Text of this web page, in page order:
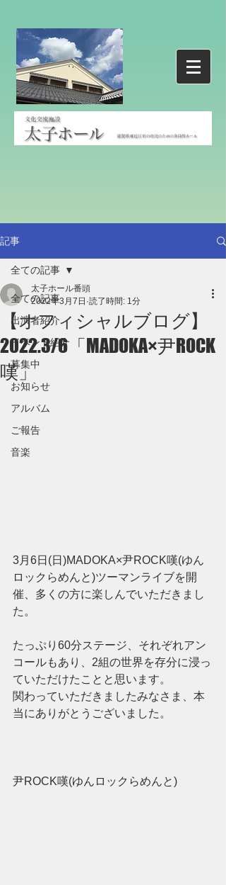
記事
全ての記事
出演者紹介
イベント紹介
募集中
お知らせ
アルバム
ご報告
音楽
全ての記事
【オフィシャルブログ】
2022.3/6「MADOKA×尹ROCK
嘆」
太子ホール番頭
2022年3月7日 読了時間: 1分
3月6日(日)MADOKA×尹ROCK嘆(ゆん
ロックらめんと)ツーマンライブを開
催、多くの方に楽しんでいただきまし
た。
たっぷり60分ステージ、それぞれアン
コールもあり、2組の世界を存分に浸っ
ていただけたことと思います。
関わっていただきましたみなさま、本
当にありがとうございました。
尹ROCK嘆(ゆんロックらめんと)